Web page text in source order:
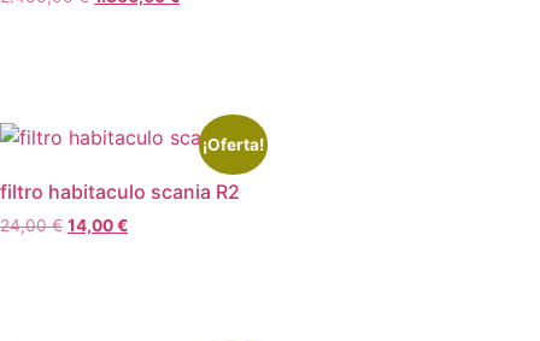
¡Oferta!
filtro habitaculo scania R2
24,00€ 14,00€